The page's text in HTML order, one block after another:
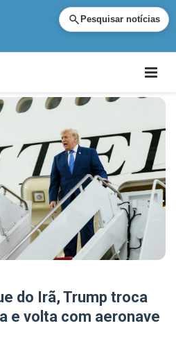
Pesquisar notícias
do Irã, Trump troca
e volta com aeronave